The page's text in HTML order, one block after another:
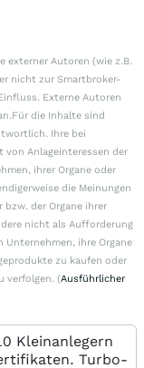
externer Autoren (wie z.B.
nicht zur Smartbroker-
Externe Autoren
die Inhalte sind
Ihre bei
Anlageinteressen der
ihrer Organe oder
die Meinungen
der Organe ihrer
nicht als Aufforderung
Unternehmen, ihre Organe
zu kaufen oder
verfolgen. (Ausführlicher
Kleinanlegern
Turbo-